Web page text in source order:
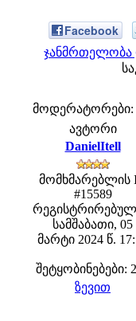
Facebook
ჯანმრთელობა
მოდერატორები:
ავტორი
DanielItell
მომხმარებლის
#15589
სამშაბათი, 05
მარტი 2024 წ.
შეტყობინებები:
ზევით